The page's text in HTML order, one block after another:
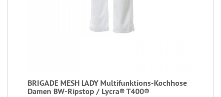
BRIGADE MESH LADY Multifunktions-Kochhose
Damen BW-Ripstop / Lycra® T400®